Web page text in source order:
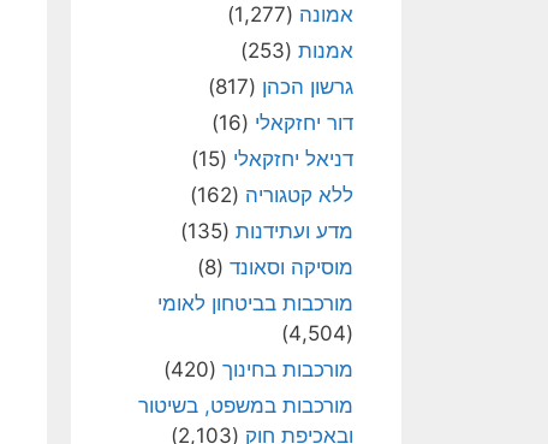
אמונה (1,277)
אמנות (253)
גרשון הכהן (817)
דור יחזקאלי (16)
דניאל יחזקאלי (15)
ללא קטגוריה (162)
מדע ועתידנות (135)
מוסיקה וסאונד (8)
מורכבות בביטחון לאומי
(4,504)
מורכבות בחינוך (420)
מורכבות במשפט, בשיטור
ובאכיפת חוק (2,103)